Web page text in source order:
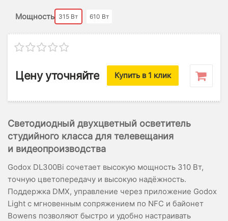
Мощность 315 Вт 610 Вт
Цену уточняйте Купить в 1 клик
Светодиодный двухцветный осветитель
студийного класса для телевещания
и видеопроизводства
Godox DL300Bi сочетает высокую мощность 310 Вт,
точную цветопередачу и высокую надёжность.
Поддержка DMX, управление через приложение Godox
Light с мгновенным сопряжением по NFC и байонет
Bowens позволяют быстро и удобно настраивать